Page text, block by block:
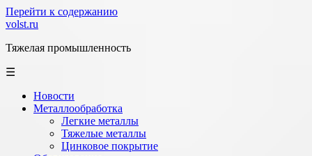
Перейти к содержанию
volst.ru
Тяжелая промышленность
☰
Новости
Металлообработка
Легкие металлы
Тяжелые металлы
Цинковое покрытие